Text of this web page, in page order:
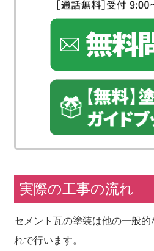
実際の工事の流れ
セメント瓦の塗装は他の一般
れで行います。